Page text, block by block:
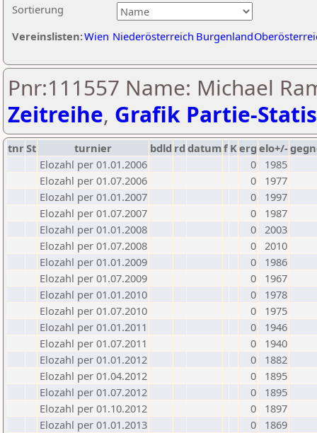
Sortierung
Vereinslisten:Wien Niederösterreich Burgenland
Pnr:111557 Name: Michael
Zeitreihe, Grafik Partie-
tnrSt turnier bdld rd datumf Kerg elo+/-
Elozahl per 01.01.2006
0
1985
Elozahl per 01.07.2006
0
1977
Elozahl per 01.01.2007
0
1997
Elozahl per 01.07.2007
0
1987
Elozahl per 01.01.2008
0 2003
Elozahl per 01.07.2008
0 2010
Elozahl per 01.01.2009
0
1986
Elozahl per 01.07.2009
0
1967
Elozahl per 01.01.2010
0
1978
Elozahl per 01.07.2010
0
1975
Elozahl per 01.01.2011
0
1946
Elozahl per 01.07.2011
0
1940
Elozahl per 01.01.2012
0
1882
Elozahl per 01.04.2012
0
1895
Elozahl per 01.07.2012
0
1895
Elozahl per 01.10.2012
0
1897
Elozahl per 01.01.2013
0
1869